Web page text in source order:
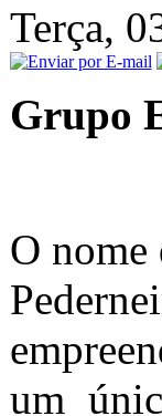
Terça,
Grupo
O
um